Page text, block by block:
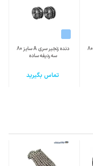
دنده زنجیر سری A سایز 80
دنده زنجیر سری A سایز 80
سه ردیفه ساده
تماس بگیرید